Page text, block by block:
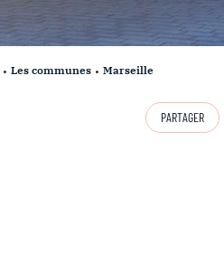
Les communes Marseille
PARTAGER